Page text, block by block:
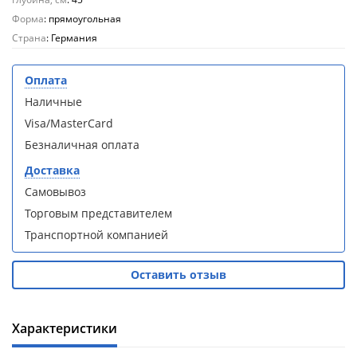
кабина
AvaCan
L910
(L910)
Душевой
ABBER
Schwarzer
Diamant
AG30120B5-
S90B5 +
поддон
кабина
AvaCan
L910
(L910)
Душевой
ABBER
Schwarzer
Diamant
AG30120B5-
S90B5 +
поддон
Форма: прямоугольная
Страна: Германия
Оплата
Наличные
Visa/MasterCard
Безналичная оплата
Доставка
Самовывоз
Торговым представителем
Транспортной компанией
Оставить отзыв
Характеристики